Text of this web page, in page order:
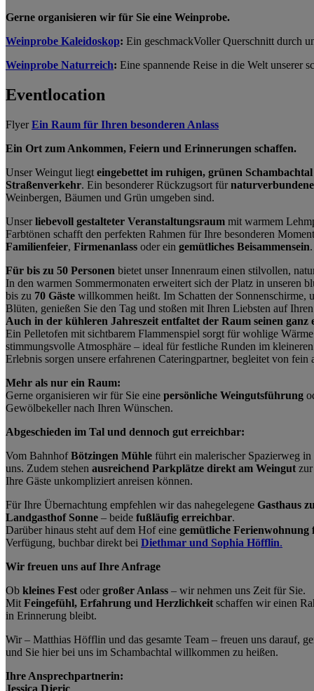
Gerne organisieren wir für Sie eine Weinprobe.
Weinprobe Kaleidoskop: Ein geschmackVoller Querschnitt durch
Weinprobe Naturreich: Eine spannende Reise in die Welt unserer
Eventlocation
Flyer Ein Raum für Ihren besonderen Anlass
Ein Ort zum Ankommen, Feiern und Erinnerungen schaffen.
Unser Weingut liegt eingebettet im ruhigen, grünen
Straßenverkehr. Ein besonderer Rückzugsort für
Weinbergen, Bäumen und Grün umgeben sind.
Unser liebevoll gestalteter Veranstaltungsraum mit warmem
Farbtönen schafft den perfekten Rahmen für Ihre besonderen
Familienfeier, Firmenanlass oder ein gemütliches Beisammensein.
Für bis zu 50 Personen bietet unser Innenraum einen stilvollen,
In den warmen Sommermonaten erweitert sich der Platz in unseren
bis zu 70 Gäste willkommen heißt. Im Schatten der Sonnenschirme,
Blüten, genießen Sie den Tag und stoßen mit Ihren Liebsten auf
Auch in der kühleren Jahreszeit entfaltet der Raum seinen ganz
Ein Pelletofen mit sichtbarem Flammenspiel sorgt für wohlige
stimmungsvolle Atmosphäre – ideal für festliche Runden im
Erlebnis sorgen unsere erfahrenen Cateringpartner, begleitet von
Mehr als nur ein Raum:
Gerne organisieren wir für Sie eine persönliche Weingutsführung
Gewölbekeller nach Ihren Wünschen.
Abgeschieden im Tal und dennoch gut erreichbar:
Vom BahnhofBötzingen Mühle führt ein malerischer Spazierweg
uns. Zudem stehen ausreichend Parkplätze direkt am Weingut
Ihre Gäste unkompliziert anreisen können.
Für Ihre Übernachtung empfehlen wir das nahegelegene Gasthaus
Landgasthof Sonne – beide fußläufig erreichbar.
Darüber hinaus steht auf dem Hof eine gemütliche Ferienwohnung
Verfügung, buchbar direkt bei Diethmar und Sophia Höfflin.
Wir freuen uns auf Ihre Anfrage
Ob kleines Fest oder großer Anlass – wir nehmen uns Zeit für Sie.
Mit Feingefühl, Erfahrung und Herzlichkeit schaffen wir einen
in Erinnerung bleibt.
Wir – Matthias Höfflin und das gesamte Team – freuen uns darauf,
und Sie hier bei uns im Schambachtal willkommen zu heißen.
Ihre Ansprechpartnerin:
Jessica Djeric